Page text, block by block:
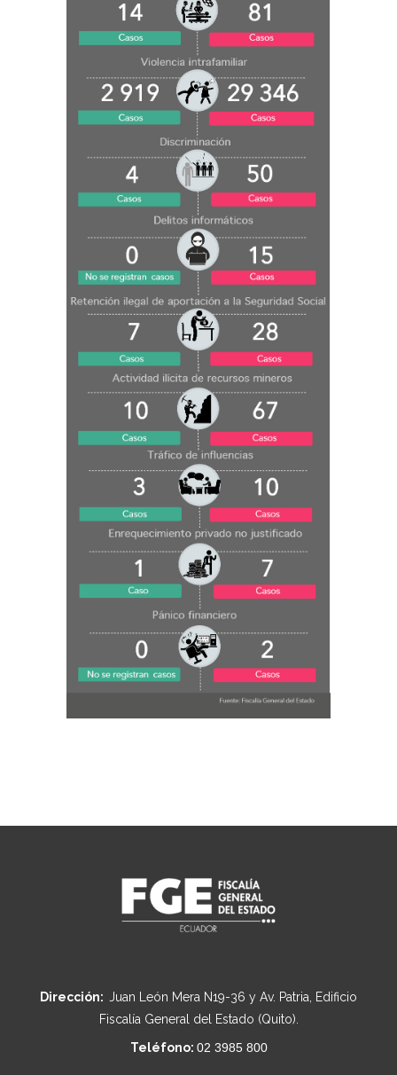
Dirección: Juan León Mera N19-36 y Av. Patria, Edificio
Fiscalía General del Estado (Quito).
Teléfono: 02 3985 800